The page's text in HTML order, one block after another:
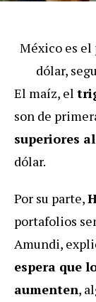
México es el
dólar,
El maíz, el
son de
superiores
dólar.
Por su parte,
portafolios
Amundi,
espera que
aumenten,